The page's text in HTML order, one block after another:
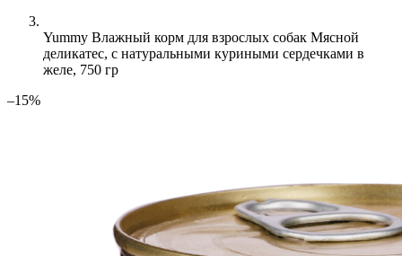
Yummy Влажный корм для взрослых собак Мясной
деликатес, с натуральными куриными сердечками в
желе, 750 гр
–15%